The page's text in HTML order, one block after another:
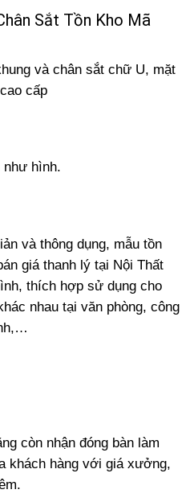
Sắt Tồn Kho Mã
và chân sắt chữ U, mặt
cấp
như hình.
và thông dụng, mẫu tồn
giá thanh lý tại Nội Thất
thích hợp sử dụng cho
nhau tại văn phòng, công
còn nhận đóng bàn làm
khách hàng với giá xưởng,